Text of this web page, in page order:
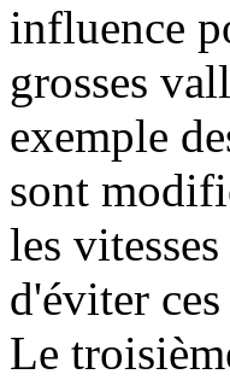
influence
grosses
exemple
sont
les
d'éviter
Le